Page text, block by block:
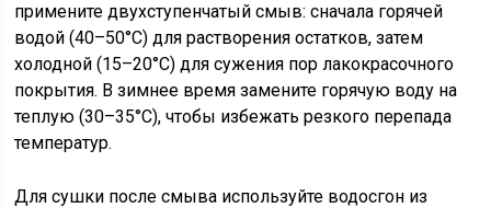
примените двухступенчатый смыв: сначала горячей
водой (40–50°C) для растворения остатков, затем
холодной (15–20°C) для сужения пор лакокрасочного
покрытия. В зимнее время замените горячую воду на
теплую (30–35°C), чтобы избежать резкого перепада
температур.
Для сушки после смыва используйте водосгон из